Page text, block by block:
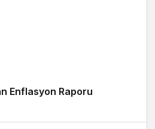
Enflasyon Raporu